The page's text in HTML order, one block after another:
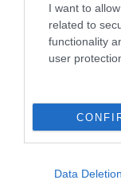
I want to
related to
functionality
user
Data Deletion
καλοκαιριού
υπογραφή της
31.07.2026